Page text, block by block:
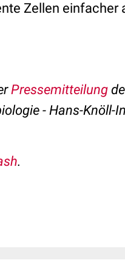
Zellen einfacher
Pressemitteilung
- Hans-Knöll-
.